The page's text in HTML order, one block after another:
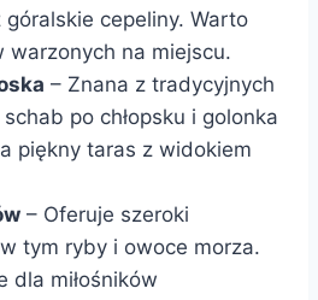
cepeliny. Warto
warzonych na miejscu.
– Znana z tradycyjnych
po chłopsku i golonka
piękny taras z widokiem
– Oferuje szeroki
tym ryby i owoce morza.
dla miłośników